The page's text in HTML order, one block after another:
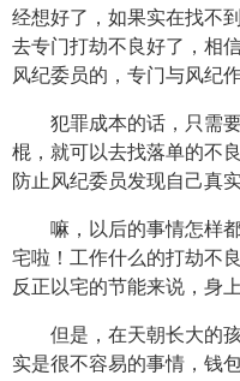
经想好了，如果实在找不
去专门打劫不良好了，相
风纪委员的，专门与风纪
犯罪成本的话，只需
棍，就可以去找落单的不
防止风纪委员发现自己真
嘛，以后的事情怎样
宅啦！工作什么的打劫不
反正以宅的节能来说，身
但是，在天朝长大的
实是很不容易的事情，钱